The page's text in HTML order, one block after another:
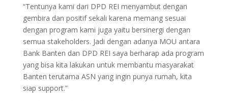
“Tentunya kami dari DPD REI menyambut dengan
gembira dan positif sekali karena memang sesuai
dengan program kami juga yaitu bersinergi dengan
semua stakeholders. Jadi dengan adanya MOU antara
Bank Banten dan DPD REI saya berharap ada program
yang bisa kita lakukan untuk membantu masyarakat
Banten terutama ASN yang ingin punya rumah, kita
siap support.”